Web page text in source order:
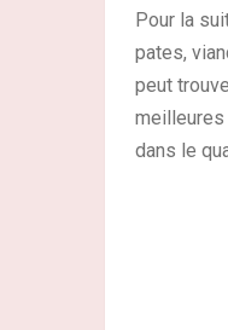
Pour la
pates,
peut
meilleures
dans le